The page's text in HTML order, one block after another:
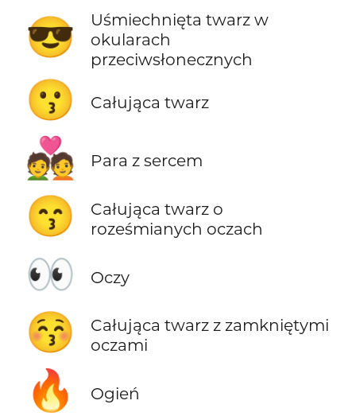
😎
Uśmiechnięta twarz w
okularach
przeciwsłonecznych
😗 Całująca twarz
💑 Para z sercem
😙
Całująca twarz o
roześmianych oczach
👀 Oczy
😚
Całująca twarz z zamkniętymi
oczami
🔥 Ogień